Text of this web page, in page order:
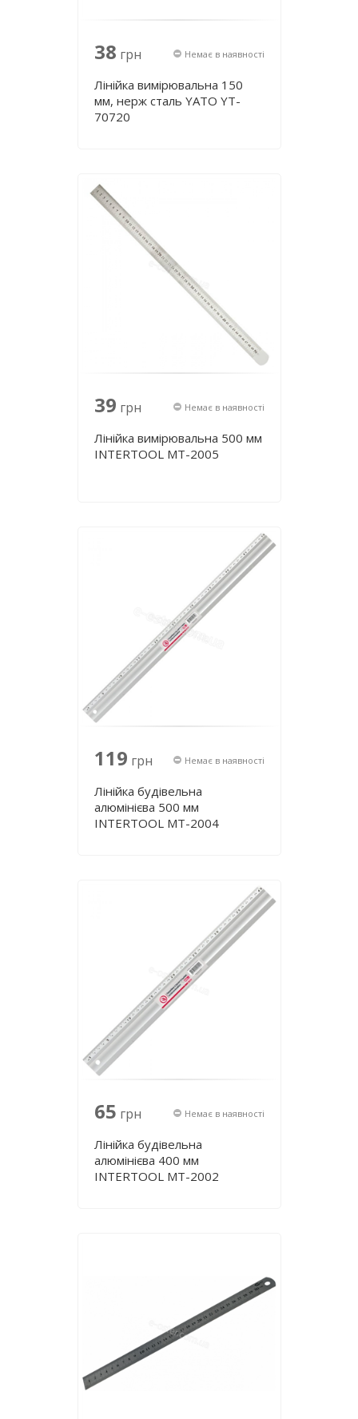
38 грн Немає в наявності
Лінійка вимірювальна 150
мм, нерж cталь YATO YT-
70720
39 грн Немає в наявності
Лінійка вимірювальна 500 мм
INTERTOOL MT-2005
119 грн Немає в наявності
Лінійка будівельна
алюмінієва 500 мм
INTERTOOL MT-2004
65 грн Немає в наявності
Лінійка будівельна
алюмінієва 400 мм
INTERTOOL MT-2002